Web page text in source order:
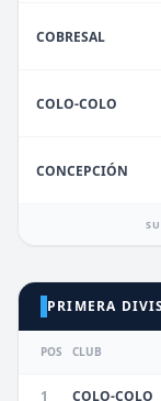
COBRESAL
COLO-COLO
CONCEPCIÓN
PRIMERA
POS CLUB
1 COLO-COLO